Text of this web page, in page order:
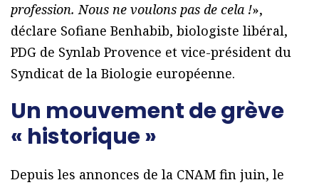
profession. Nous ne voulons pas de cela !»,
déclare Sofiane Benhabib, biologiste libéral,
PDG de Synlab Provence et vice-président du
Syndicat de la Biologie européenne.
Un mouvement de grève
« historique »
Depuis les annonces de la CNAM fin juin, le